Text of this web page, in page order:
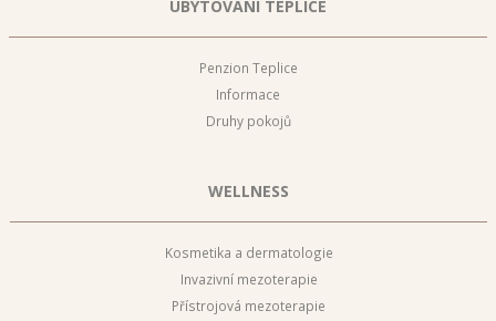
UBYTOVÁNÍ TEPLICE
Penzion Teplice
Informace
Druhy pokojů
WELLNESS
Kosmetika a dermatologie
Invazivní mezoterapie
Přístrojová mezoterapie